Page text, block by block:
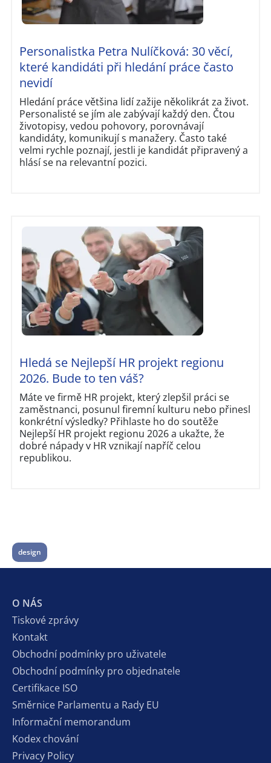
Personalistka Petra Nulíčková: 30 věcí,
které kandidáti při hledání práce často
nevidí
Hledání práce většina lidí zažije několikrát za život.
Personalisté se jím ale zabývají každý den. Čtou
životopisy, vedou pohovory, porovnávají
kandidáty, komunikují s manažery. Často také
velmi rychle poznají, jestli je kandidát připravený a
hlásí se na relevantní pozici.
Hledá se Nejlepší HR projekt regionu
2026. Bude to ten váš?
Máte ve firmě HR projekt, který zlepšil práci se
zaměstnanci, posunul firemní kulturu nebo přinesl
konkrétní výsledky? Přihlaste ho do soutěže
Nejlepší HR projekt regionu 2026 a ukažte, že
dobré nápady v HR vznikají napříč celou
republikou.
design
O NÁS
Tiskové zprávy
Kontakt
Obchodní podmínky pro uživatele
Obchodní podmínky pro objednatele
Certifikace ISO
Směrnice Parlamentu a Rady EU
Informační memorandum
Kodex chování
Privacy Policy